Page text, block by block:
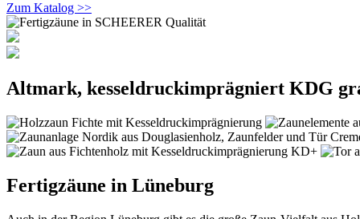
Zum Katalog >>
Altmark, kesseldruckimprägniert KDG
Fertigzäune in Lüneburg